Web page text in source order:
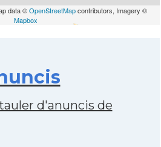
data ©OpenStreetMapcontributors, Imagery ©
Mapbox
d'anuncis de